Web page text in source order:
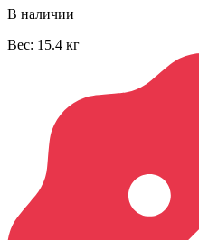
В наличии
Вес: 15.4 кг